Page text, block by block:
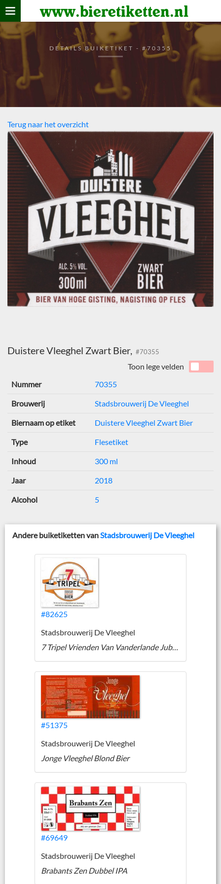
www.bieretiketten.nl
Home
verzamelen
De bierkaart
Bezoekers
DETAILS BUIKETIKET - #70355
Terug naar het overzicht
Duistere Vleeghel Zwart Bier, #70355
Toon lege velden
Nummer
70355
Brouwerij Stadsbrouwerij De Vleeghel
Biernaam op etiket Duistere Vleeghel Zwart Bier
Type Flesetiket
Inhoud 300 ml
Jaar 2018
Alcohol 5
Andere buiketiketten vanStadsbrouwerij De Vleeghel
#82625
Stadsbrouwerij De Vleeghel
7 Tripel Vrienden Van Vanderlande Jubileum Bier
#51375
Stadsbrouwerij De Vleeghel
Jonge Vleeghel Blond Bier
#69649
Stadsbrouwerij De Vleeghel
Brabants Zen Dubbel IPA